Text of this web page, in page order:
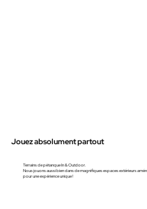
Jouez absolument partout
Terrains de pétanque In & Outdoor.
Nous jouons aussi bien dans de magnifiques espaces extérieurs
pour une expérience unique !